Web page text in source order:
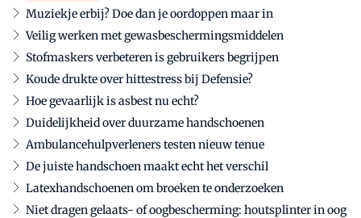
Muziekje erbij? Doe dan je oordoppen maar in
Veilig werken met gewasbeschermingsmiddelen
Stofmaskers verbeteren is gebruikers begrijpen
Koude drukte over hittestress bij Defensie?
Hoe gevaarlijk is asbest nu echt?
Duidelijkheid over duurzame handschoenen
Ambulancehulpverleners testen nieuw tenue
De juiste handschoen maakt echt het verschil
Latexhandschoenen om broeken te onderzoeken
Niet dragen gelaats- of oogbescherming: houtsplinter in oog